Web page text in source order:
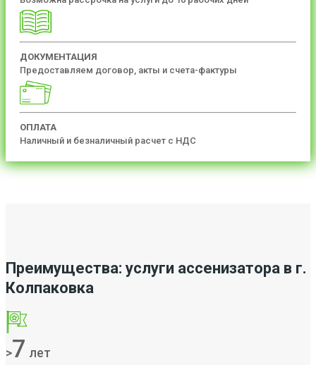
ДОКУМЕНТАЦИЯ
Предоставляем договор, акты и счета-фактуры
ОПЛАТА
Наличный и безналичный расчет с НДС
Преимущества: услуги ассенизатора в г.
Колпаковка
>7 лет